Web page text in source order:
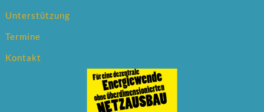
Unterstützung
Termine
Kontakt